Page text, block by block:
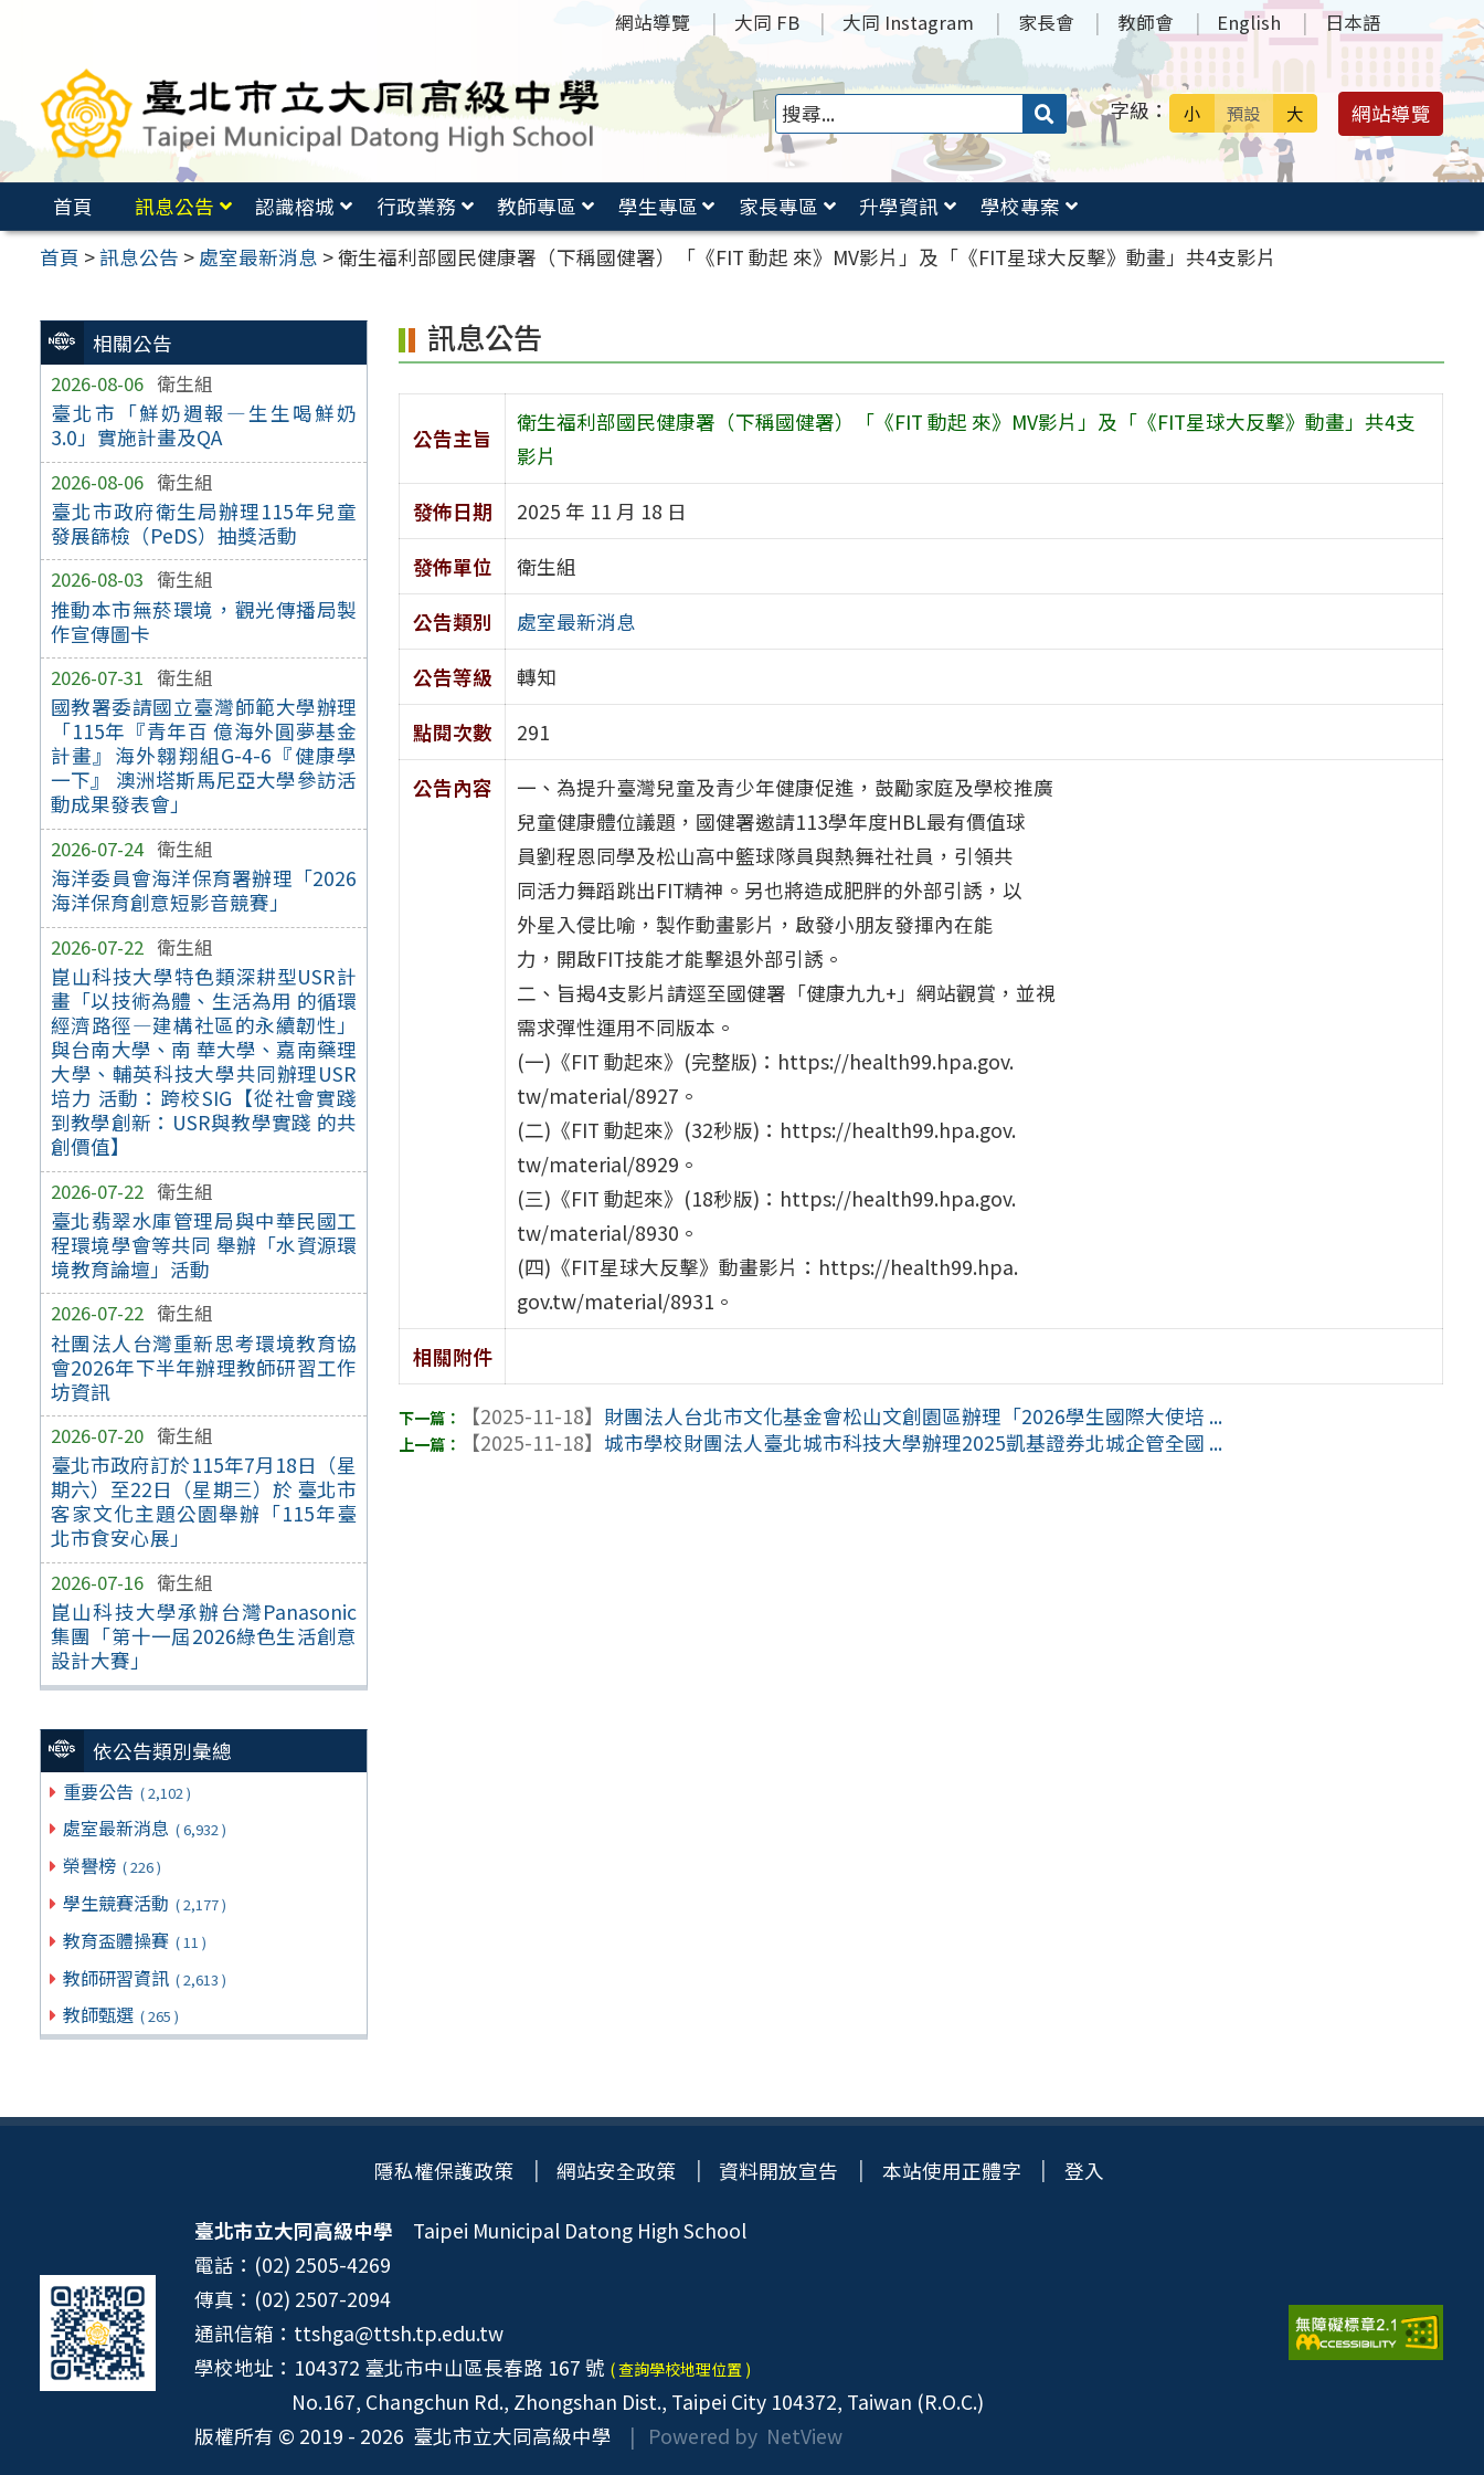
要
容
網站導覽 大同 FB 大同 Instagram 家長會 教師會 English 日本語
搜
送出 字級： 小 預設 大 網站導覽
首頁 訊息公告 認識榕城 行政業務 教師專區 學生專區 家長專區 升學資訊
學校專案
首頁 >訊息公告 > 處室最新消息 >衛生福利部國民健康署（下稱國健署）「《FIT 動起 來》MV影片」及「《FIT星球大反擊》動畫」共4支影片
相關公告
2026-08-06 衛生組
臺北市「鮮奶週報—生生喝鮮奶
3.0」實施計畫及QA
2026-08-06 衛生組
臺北市政府衛生局辦理115年兒童
發展篩檢（PeDS）抽獎活動
2026-08-03 衛生組
推動本市無菸環境，觀光傳播局製
作宣傳圖卡
2026-07-31 衛生組
國教署委請國立臺灣師範大學辦理
「115年『青年百 億海外圓夢基金
計畫』海外翱翔組G-4-6『健康學
一下』 澳洲塔斯馬尼亞大學參訪活
動成果發表會」
2026-07-24 衛生組
海洋委員會海洋保育署辦理「2026
海洋保育創意短影音競賽」
2026-07-22 衛生組
崑山科技大學特色類深耕型USR計
畫「以技術為體、生活為用 的循環
經濟路徑—建構社區的永續韌性」
與台南大學、南 華大學、嘉南藥理
大學、輔英科技大學共同辦理USR
培力 活動：跨校SIG【從社會實踐
到教學創新：USR與教學實踐 的共
創價值】
2026-07-22 衛生組
臺北翡翠水庫管理局與中華民國工
程環境學會等共同 舉辦「水資源環
境教育論壇」活動
2026-07-22 衛生組
社團法人台灣重新思考環境教育協
會2026年下半年辦理教師研習工作
坊資訊
2026-07-20 衛生組
臺北市政府訂於115年7月18日（星
期六）至22日（星期三）於 臺北市
客家文化主題公園舉辦「115年臺
北市食安心展」
2026-07-16 衛生組
崑山科技大學承辦台灣Panasonic
集團「第十一屆2026綠色生活創意
設計大賽」
依公告類別彙總
重要公告 ( 2,102 )
處室最新消息 ( 6,932 )
榮譽榜 ( 226 )
學生競賽活動 ( 2,177 )
教育盃體操賽 ( 11 )
教師研習資訊 ( 2,613 )
教師甄選 ( 265 )
訊息公告
公告主旨
衛生福利部國民健康署（下稱國健署）「《FIT 動起 來》MV影片」及「《FIT星球大反擊》動畫」共4支
影片
發佈日期
2025 年 11 月 18 日
發佈單位
衛生組
公告類別
處室最新消息
公告等級
轉知
點閱次數
291
公告內容
一、為提升臺灣兒童及青少年健康促進，鼓勵家庭及學校推廣
兒童健康體位議題，國健署邀請113學年度HBL最有價值球
員劉程恩同學及松山高中籃球隊員與熱舞社社員，引領共
同活力舞蹈跳出FIT精神。另也將造成肥胖的外部引誘，以
外星入侵比喻，製作動畫影片，啟發小朋友發揮內在能
力，開啟FIT技能才能擊退外部引誘。
二、旨揭4支影片請逕至國健署「健康九九+」網站觀賞，並視
需求彈性運用不同版本。
(一)《FIT 動起來》(完整版)：https://health99.hpa.gov.
tw/material/8927。
(二)《FIT 動起來》(32秒版)：https://health99.hpa.gov.
tw/material/8929。
(三)《FIT 動起來》(18秒版)：https://health99.hpa.gov.
tw/material/8930。
(四)《FIT星球大反擊》動畫影片：https://health99.hpa.
gov.tw/material/8931。
相關附件
【2025-11-18】 財團法人台北市文化基金會松山文創園區辦理「2026學生國際大使培 ...
【2025-11-18】 城市學校財團法人臺北城市科技大學辦理2025凱基證券北城企管全國 ...
隱私權保護政策 網站安全政策 資料開放宣告 本站使用正體字 登入
臺北市立大同高級中學 Taipei Municipal Datong High School
電話：(02) 2505-4269
傳真：(02) 2507-2094
通訊信箱：ttshga@ttsh.tp.edu.tw
學校地址：104372 臺北市中山區長春路 167 號 ( 查詢學校地理位置 )
No.167, Changchun Rd., Zhongshan Dist., Taipei City 104372, Taiwan (R.O.C.)
版權所有 © 2019 - 2026 臺北市立大同高級中學 | Powered by NetView